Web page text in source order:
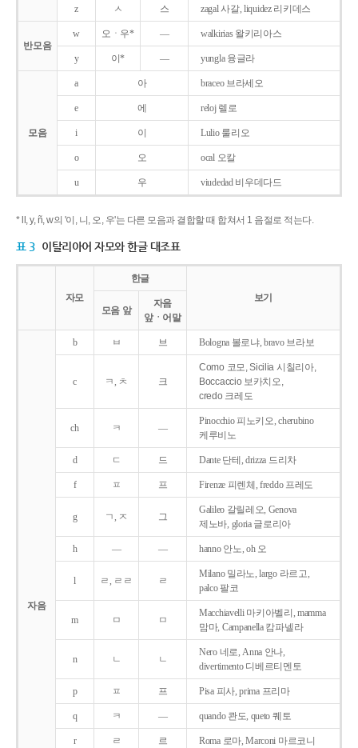
z ㅅ 스 zagal 사갈, liquidez 리키데스
반모음
w 오ㆍ우* ― walkirias 왈키리아스
y 이* ― yungla 융글라
모음
a 아 braceo 브라세오
e 에 reloj 렐로
i 이 Lulio 룰리오
o 오 ocal 오칼
u 우 viudedad 비우데다드
* ll, y, ñ, w의 '이, 니, 오, 우'는 다른 모음과 결합할 때 합쳐서 1 음절로 적는다.
표 3 이탈리아어 자모와 한글 대조표
자모
한글
보기
모음 앞
자음
앞ㆍ어말
자음
b ㅂ 브 Bologna 볼로냐, bravo 브라보
c ㅋ, ㅊ 크
Como 코모, Sicilia 시칠리아,
Boccaccio 보카치오,
credo 크레도
ch ㅋ ―
Pinocchio 피노키오, cherubino
케루비노
d ㄷ 드 Dante 단테, drizza 드리차
f ㅍ 프 Firenze 피렌체, freddo 프레도
g ㄱ, ㅈ 그
Galileo 갈릴레오, Genova
제노바, gloria 글로리아
h ― ― hanno 안노, oh 오
l ㄹ, ㄹㄹ ㄹ
Milano 밀라노, largo 라르고,
palco 팔코
m ㅁ ㅁ
Macchiavelli 마키아벨리, mamma
맘마, Campanella 캄파넬라
n ㄴ ㄴ
Nero 네로, Anna 안나,
divertimento 디베르티멘토
p ㅍ 프 Pisa 피사, prima 프리마
q ㅋ ― quando 콴도, queto 퀘토
r ㄹ 르 Roma 로마, Marconi 마르코니